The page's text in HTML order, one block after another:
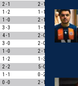
2 - 1 2 - 1
1 - 2 1 - 1
0
1 - 0 2 - 1
1
3 - 3 1 - 1
1
4 - 1 2 - 0
1
3 - 0 2 - 0
1
1 - 0 2 - 1
1 - 2 1 - 3
2 - 2 5 - 0
1 - 1 0 - 2
0 - 0 2 - 1